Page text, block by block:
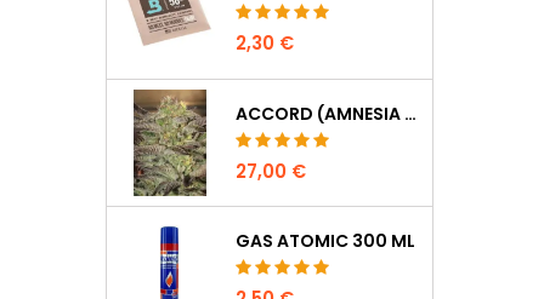
2,30 €
ACCORD (AMNESIA CORDOBESA)
27,00 €
GAS ATOMIC 300 ML